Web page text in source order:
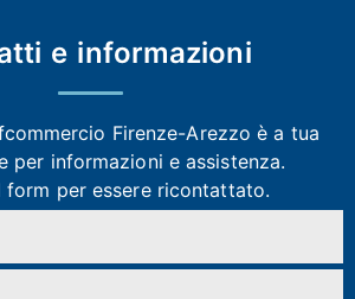
e informazioni
Firenze-Arezzoè a tua
per informazioni e assistenza.
form per essere ricontattato.